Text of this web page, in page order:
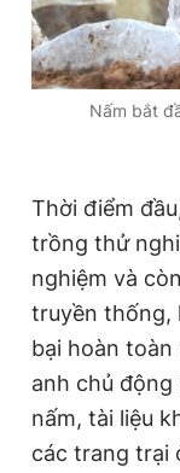
Nấm bắt
Thời điểm
trồng thử
nghiệm và
truyền thống,
bại hoàn toàn
anh chủ
nấm, tài liệu
các trang trại